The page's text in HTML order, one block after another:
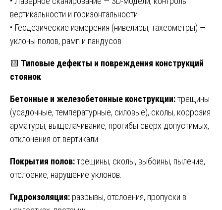
вертикальности и горизонтальности
• Геодезические измерения (нивелиры, тахеометры) —
уклоны полов, рамп и пандусов
🟨 Типовые дефекты и повреждения конструкций
стоянок
Бетонные и железобетонные конструкции:трещины
(усадочные, температурные, силовые), сколы, коррозия
арматуры, выщелачивание, прогибы сверх допустимых,
отклонения от вертикали.
Покрытия полов:трещины, сколы, выбоины, пыление,
отслоение, нарушение уклонов.
Гидроизоляция: разрывы, отслоения, пропуски в